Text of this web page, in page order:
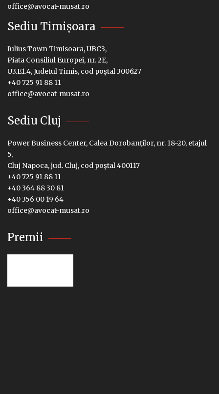
office@avocat-musat.ro
Sediu Timișoara
Iulius Town Timisoara, UBC3,
Piata Consiliul Europei, nr. 2E,
U3.E1.4, Judetul Timis, cod poștal 300627
+40 725 91 88 11
office@avocat-musat.ro
Sediu Cluj
Power Business Center, Calea Dorobanților, nr. 18-20, etajul
5,
Cluj Napoca, jud. Cluj, cod poștal 400117
+40 725 91 88 11
+40 364 88 30 81
+40 356 00 19 64
office@avocat-musat.ro
Premii